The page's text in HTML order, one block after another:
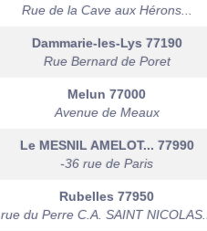
Rue de la Cave aux Hérons...
Dammarie-les-Lys 77190
Rue Bernard de Poret
Melun 77000
Avenue de Meaux
Le MESNIL AMELOT... 77990
-36 rue de Paris
Rubelles 77950
rue du Perre C.A. SAINT NICOLAS...